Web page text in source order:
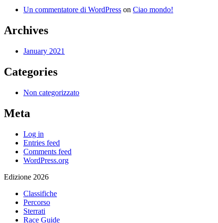
Un commentatore di WordPress on Ciao mondo!
Archives
January 2021
Categories
Non categorizzato
Meta
Log in
Entries feed
Comments feed
WordPress.org
Edizione 2026
Classifiche
Percorso
Sterrati
Race Guide